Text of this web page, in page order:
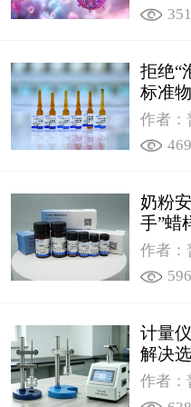
351
拒绝“
标准
作者：
469
奶粉
手”蜡
作者：
596
计量
解决
作者：